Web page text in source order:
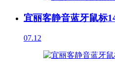
宜丽客静音蓝牙鼠标
07.12